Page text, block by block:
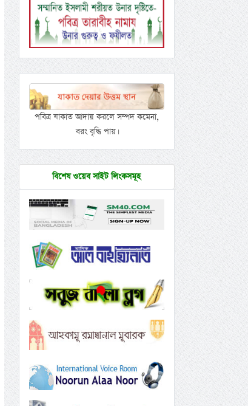
পবিত্র যাকাত আদায় করলে সম্পদ কমেনা,
বরং বৃদ্ধি পায়।
বিশেষ ওয়েব সাইট লিংকসমূহ